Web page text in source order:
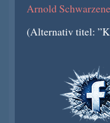
Arnold
(Alternativ titel: